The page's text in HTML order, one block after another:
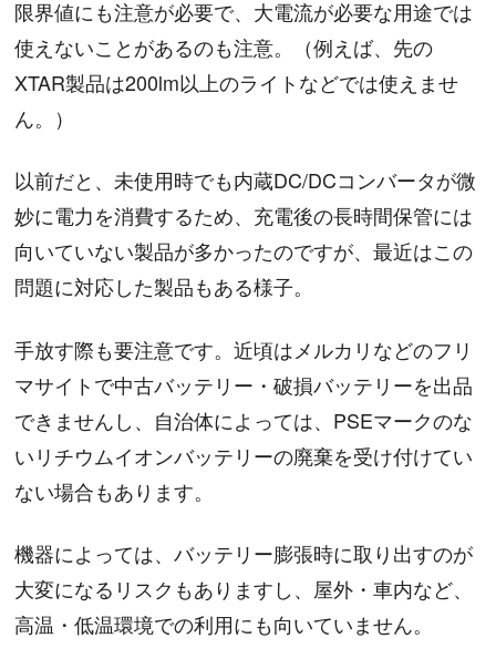
限界値にも注意が必要で、大電流が必要な用途では
使えないことがあるのも注意。（例えば、先の
XTAR製品は200lm以上のライトなどでは使えませ
ん。）
以前だと、未使用時でも内蔵DC/DCコンバータが微
妙に電力を消費するため、充電後の長時間保管には
向いていない製品が多かったのですが、最近はこの
問題に対応した製品もある様子。
手放す際も要注意です。近頃はメルカリなどのフリ
マサイトで中古バッテリー・破損バッテリーを出品
できませんし、自治体によっては、PSEマークのな
いリチウムイオンバッテリーの廃棄を受け付けてい
ない場合もあります。
機器によっては、バッテリー膨張時に取り出すのが
大変になるリスクもありますし、屋外・車内など、
高温・低温環境での利用にも向いていません。